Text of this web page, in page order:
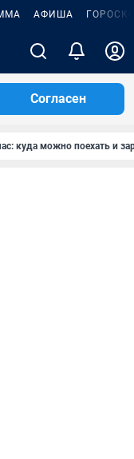
АФИША
Согласен
куда можно поехать и